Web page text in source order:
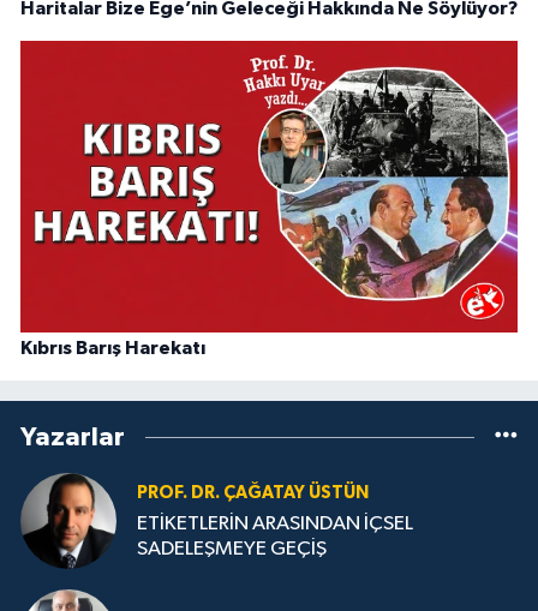
Haritalar Bize Ege’nin Geleceği Hakkında Ne Söylüyor?
Kıbrıs Barış Harekatı
Yazarlar
PROF. DR. ÇAĞATAY ÜSTÜN
ETİKETLERİN ARASINDAN İÇSEL
SADELEŞMEYE GEÇİŞ